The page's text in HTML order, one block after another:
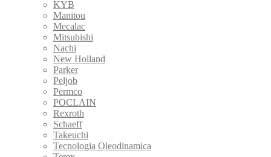
KYB
Manitou
Mecalac
Mitsubishi
Nachi
New Holland
Parker
Peljob
Permco
POCLAIN
Rexroth
Schaeff
Takeuchi
Tecnologia Oleodinamica